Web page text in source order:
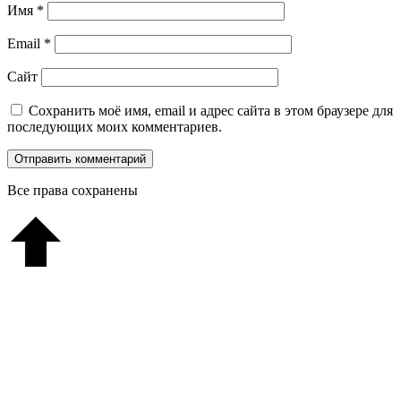
Имя *
Email *
Сайт
Сохранить моё имя, email и адрес сайта в этом браузере для
последующих моих комментариев.
Все права сохранены